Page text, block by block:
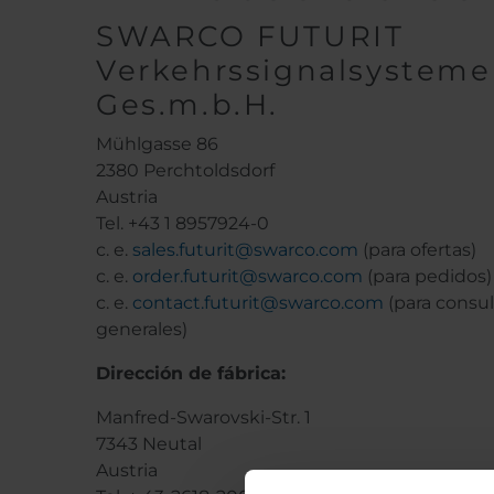
SWARCO FUTURIT
Verkehrssignalsysteme
Ges.m.b.H.
Mühlgasse 86
2380 Perchtoldsdorf
Austria
Tel. +43 1 8957924-0
c. e. sales.futurit@swarco.com (para ofertas)
c. e. order.futurit@swarco.com (para pedidos)
c. e. contact.futurit@swarco.com (para
generales)
Dirección de fábrica:
Manfred-Swarovski-Str. 1
7343 Neutal
Austria